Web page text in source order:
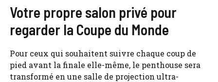
Votre propre salon privé pour
regarder la Coupe du Monde
Pour ceux qui souhaitent suivre chaque coup de
pied avant la finale elle-même, le penthouse sera
transformé en une salle de projection ultra-